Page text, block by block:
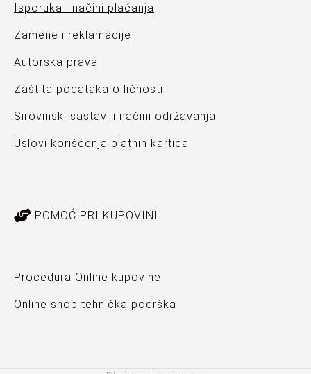
Isporuka i načini plaćanja
Zamene i reklamacije
Autorska prava
Zaštita podataka o ličnosti
Sirovinski sastavi i načini održavanja
Uslovi korišćenja platnih kartica
POMOĆ PRI KUPOVINI
Procedura Online kupovine
Online shop tehnička podrška